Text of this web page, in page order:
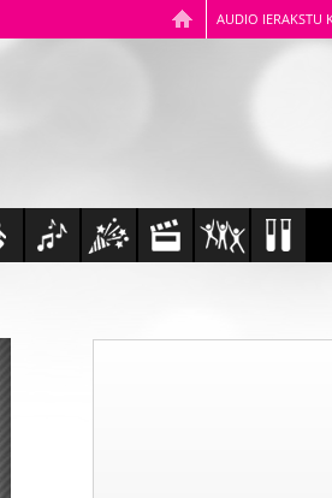
AUDIO IERAKSTU